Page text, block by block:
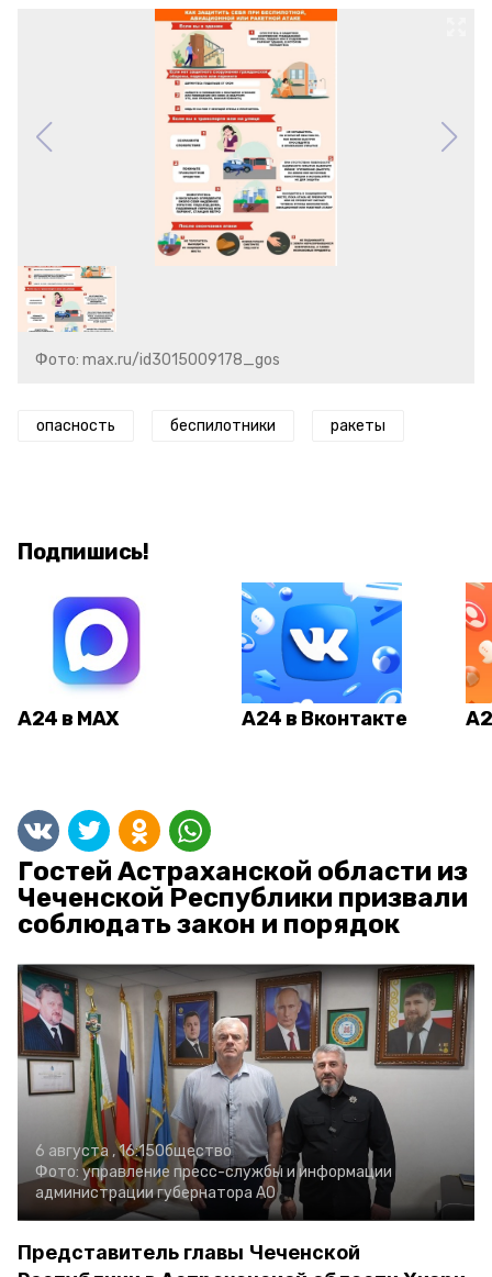
Фото: max.ru/id3015009178_gos
опасность беспилотники ракеты
Подпишись!
А24 в MAX А24 в Вконтакте
Гостей Астраханской области из
Чеченской Республики призвали
соблюдать закон и порядок
6 августа , 16:15Общество
Фото: управление пресс-службы и информации
администрации губернатора АО
Представитель главы Чеченской